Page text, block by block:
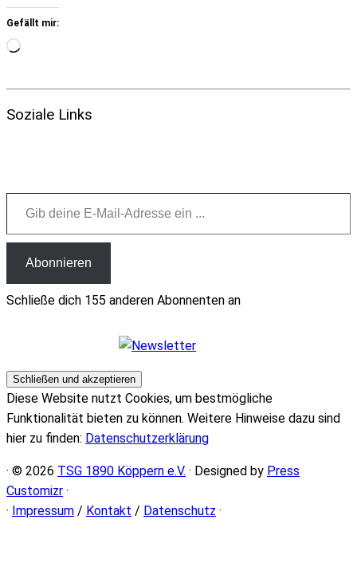
Gefällt mir:
Wird
Soziale Links
Gib deine E-Mail-Adresse ein ...
Abonnieren
Schließe dich 155 anderen Abonnenten an
Diese Website nutzt Cookies, um bestmögliche
Funktionalität bieten zu können. Weitere Hinweise dazu sind
hier zu finden: Datenschutzerklärung
· © 2026 TSG 1890 Köppern e.V. · Designed by Press
Customizr ·
· Impressum / Kontakt / Datenschutz ·